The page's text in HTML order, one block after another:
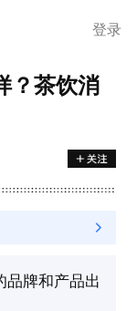
登录
？茶饮消
品牌和产品出